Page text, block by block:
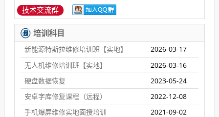
技术交流群
培训科目
新能源特斯拉维修培训班【实地】
2026-03-17
无人机维修培训班【实地】
2026-03-16
硬盘数据恢复
2023-05-24
安卓字库修复课程（远程）
2022-12-08
手机爆屏维修实地面授培训
2021-09-02